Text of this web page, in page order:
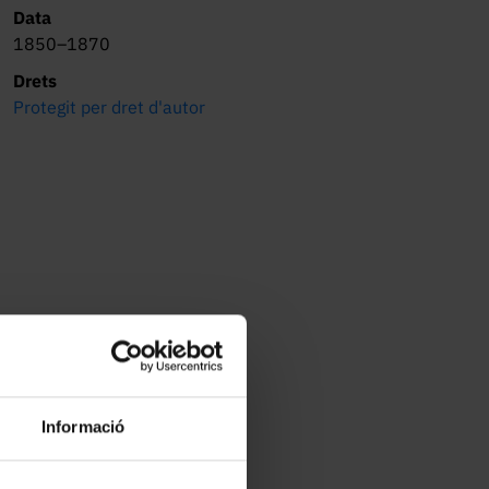
Informació
Data
1850–1870
Drets
Protegit per dret d'autor